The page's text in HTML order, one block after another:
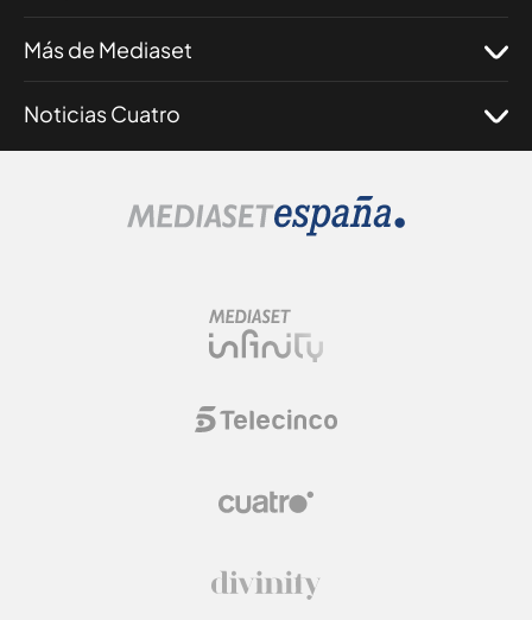
Más de Mediaset
Noticias Cuatro